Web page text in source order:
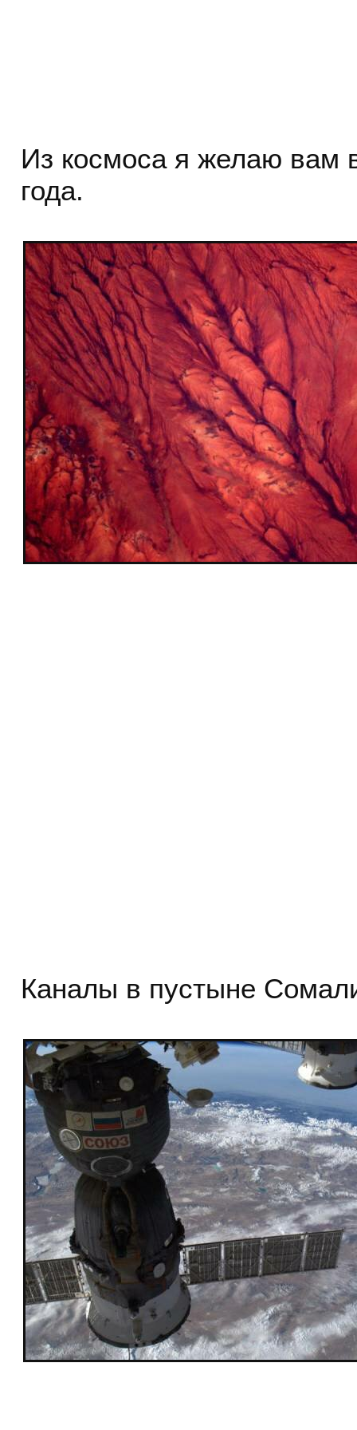
Из космоса я желаю вам
года.
Каналы в пустыне